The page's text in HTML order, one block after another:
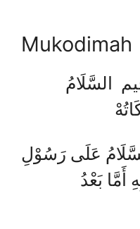
Mukodimah
السَّلَامُ
عَلَى رَسُوْلِ
أَمَّا بَعْدُ